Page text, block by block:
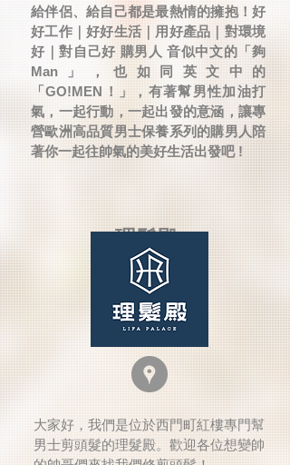
給伴侶、給自己都是最熱情的擁抱！好
好工作｜好好生活｜用好產品｜對環境
好｜對自己好 購男人 音似中文的「夠
Man」，也如同英文中的
「GO!MEN！」，有著幫男性加油打
氣，一起行動，一起出發的意涵，讓專
營歐洲高品質男士保養系列的購男人陪
著你一起往帥氣的美好生活出發吧 !
理髮殿
大家好，我們是位於西門町紅樓專門幫
男士剪頭髮的理髮殿。歡迎各位想變帥